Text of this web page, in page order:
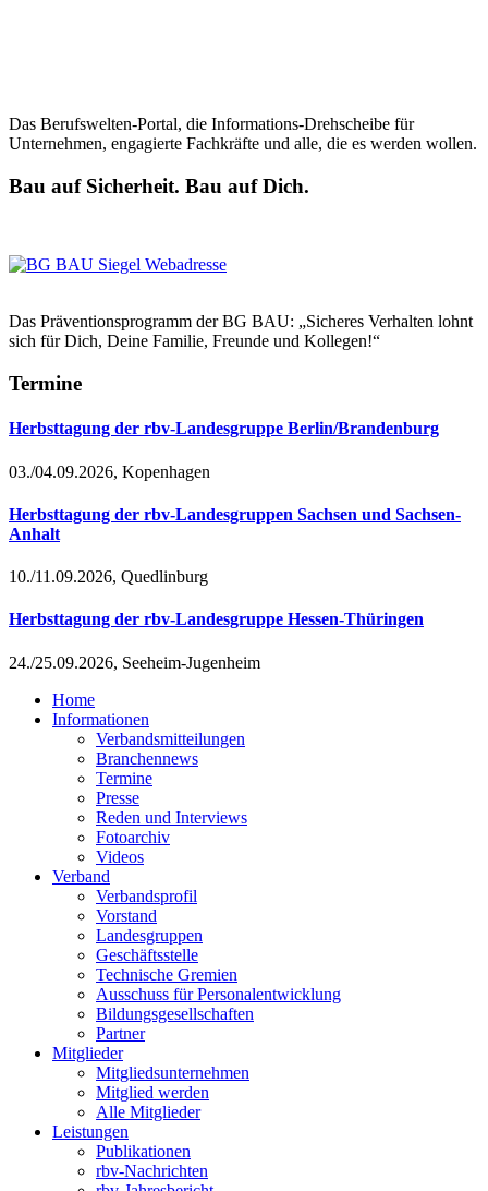
Das Berufswelten-Portal, die Informations-Drehscheibe für
Unternehmen, engagierte Fachkräfte und alle, die es werden wollen.
Bau auf Sicherheit. Bau auf Dich.
Das Präventionsprogramm der BG BAU: „Sicheres Verhalten lohnt
sich für Dich, Deine Familie, Freunde und Kollegen!“
Termine
Herbsttagung der rbv-Landesgruppe Berlin/Brandenburg
03./04.09.2026, Kopenhagen
Herbsttagung der rbv-Landesgruppen Sachsen und Sachsen-
Anhalt
10./11.09.2026, Quedlinburg
Herbsttagung der rbv-Landesgruppe Hessen-Thüringen
24./25.09.2026, Seeheim-Jugenheim
Home
Informationen
Verbandsmitteilungen
Branchennews
Termine
Presse
Reden und Interviews
Fotoarchiv
Videos
Verband
Verbandsprofil
Vorstand
Landesgruppen
Geschäftsstelle
Technische Gremien
Ausschuss für Personalentwicklung
Bildungsgesellschaften
Partner
Mitglieder
Mitgliedsunternehmen
Mitglied werden
Alle Mitglieder
Leistungen
Publikationen
rbv-Nachrichten